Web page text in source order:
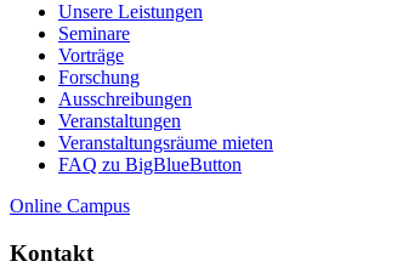
Unsere Leistungen
Seminare
Vorträge
Forschung
Ausschreibungen
Veranstaltungen
Veranstaltungs­räume mieten
FAQ zu BigBlueButton
Online Campus
Kontakt